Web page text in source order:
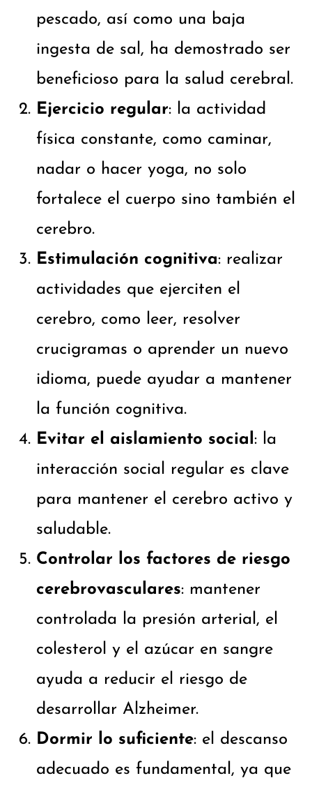
pescado, así como una baja
ingesta de sal, ha demostrado ser
beneficioso para la salud cerebral.
Ejercicio regular: la actividad
física constante, como caminar,
nadar o hacer yoga, no solo
fortalece el cuerpo sino también el
cerebro.
Estimulación cognitiva: realizar
actividades que ejerciten el
cerebro, como leer, resolver
crucigramas o aprender un nuevo
idioma, puede ayudar a mantener
la función cognitiva.
Evitar el aislamiento social: la
interacción social regular es clave
para mantener el cerebro activo y
saludable.
Controlar los factores de riesgo
cerebrovasculares: mantener
controlada la presión arterial, el
colesterol y el azúcar en sangre
ayuda a reducir el riesgo de
desarrollar Alzheimer.
Dormir lo suficiente: el descanso
adecuado es fundamental, ya que